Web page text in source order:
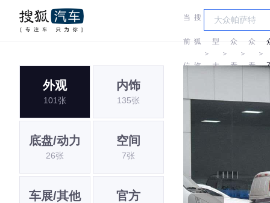
当
前
位
搜
狐
汽
＞
车
型
大
＞
众
泰
＞
众
泰
＞
外观
101张
内饰
135张
底盘/动力
26张
空间
7张
车展/其他 官方